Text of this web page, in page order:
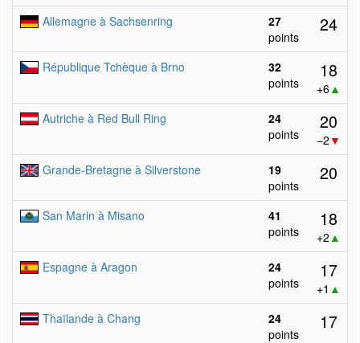
Allemagne à Sachsenring
27
points
24
République Tchèque à Brno
32
points
18
+6▲
Autriche à Red Bull Ring
24
points
20
−2 ▼
Grande-Bretagne à Silverstone
19
points
20
San Marin à Misano
41
points
18
+2 ▲
Espagne à Aragon
24
points
17
+1 ▲
Thaïlande à Chang
24
points
17